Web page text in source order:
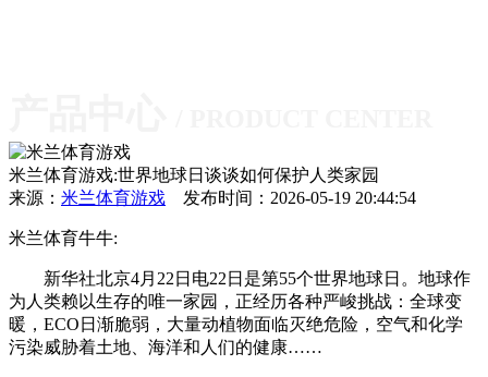
米兰体育游戏:世界地球日谈谈如何保护人类家园
来源： 米兰体育游戏 发布时间：2026-05-19 20:44:54
米兰体育牛牛:
新华社北京4月22日电22日是第55个世界地球日。地球作
为人类赖以生存的唯一家园，正经历各种严峻挑战：全球变
暖，ECO日渐脆弱，大量动植物面临灭绝危险，空气和化学
污染威胁着土地、海洋和人们的健康……